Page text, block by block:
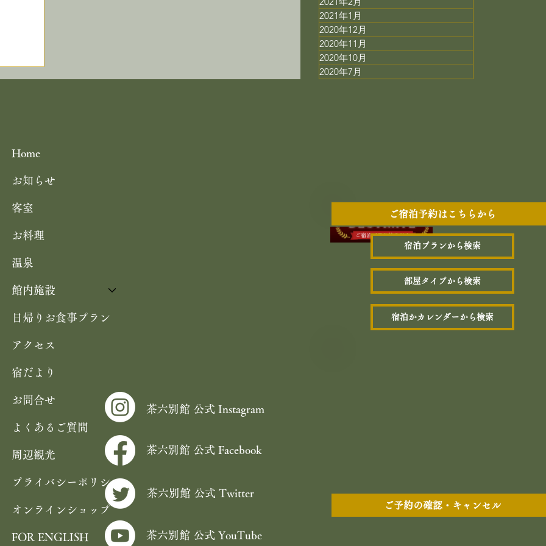
2021年1月
2020年12月
2020年11月
2020年10月
2020年7月
Home
お知らせ
客室
お料理
温泉
館内施設
日帰りお食事プラン
アクセス
宿だより
お問合せ
よくあるご質問
周辺観光
プライバシーポリシー
オンラインショップ
FOR ENGLISH
茶六別館 公式 Instagram
茶六別館 公式 Facebook
茶六別館 公式 Twitter
茶六別館 公式 YouTube
ご予約の確認・キャンセル
ご宿泊予約はこちらから
宿泊プランから検索
部屋タイプから検索
宿泊かカレンダーから検索